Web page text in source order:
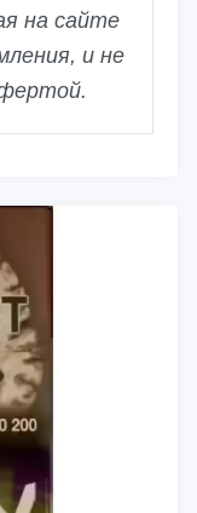
на сайте
и не